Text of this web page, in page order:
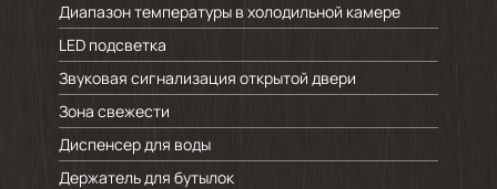
Диапазон температуры в холодильной камере
LED подсветка
Звуковая сигнализация открытой двери
Зона свежести
Диспенсер для воды
Держатель для бутылок